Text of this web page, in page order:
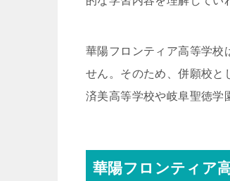
華陽フロンティア高等学校
せん。そのため、併願校と
済美高等学校や岐阜聖徳学
華陽フロンティア